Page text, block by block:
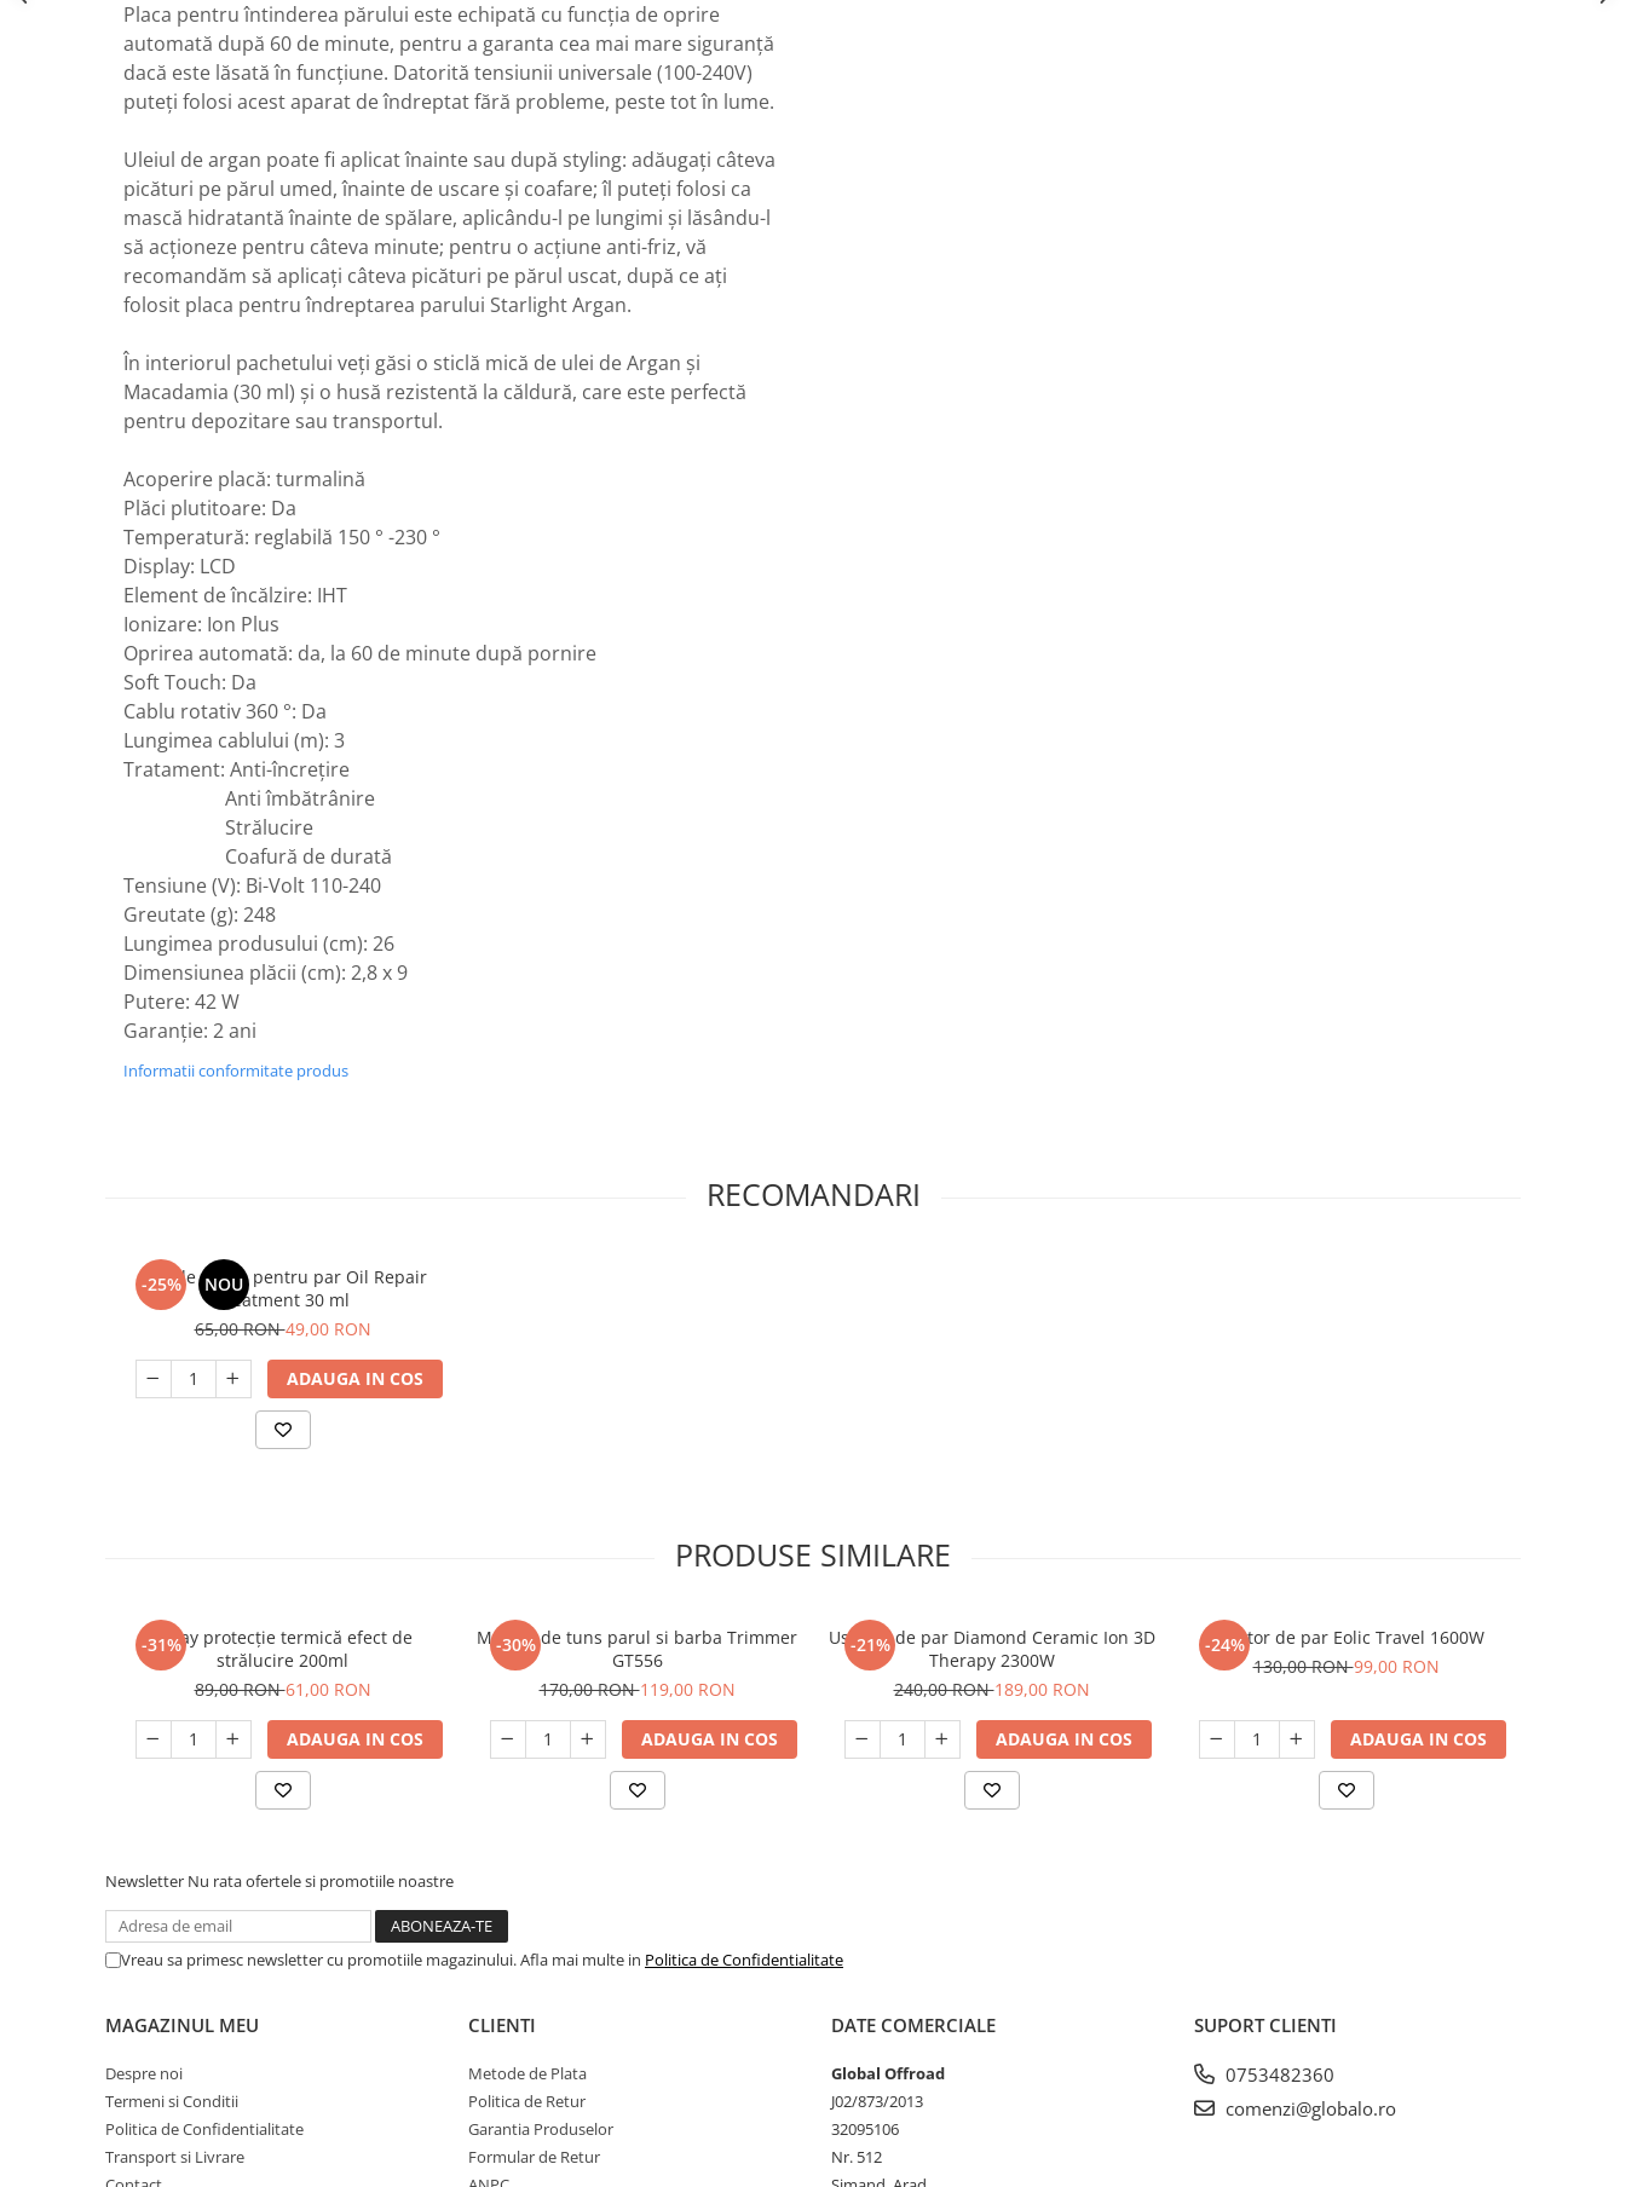
Placa pentru întinderea părului este echipată cu funcția de oprire
automată după 60 de minute, pentru a garanta cea mai mare siguranță
dacă este lăsată în funcțiune. Datorită tensiunii universale (100-240V)
puteți folosi acest aparat de îndreptat fără probleme, peste tot în lume.
Uleiul de argan poate fi aplicat înainte sau după styling: adăugați câteva
picături pe părul umed, înainte de uscare și coafare; îl puteți folosi ca
mască hidratantă înainte de spălare, aplicându-l pe lungimi și lăsându-l
să acționeze pentru câteva minute; pentru o acțiune anti-friz, vă
recomandăm să aplicați câteva picături pe părul uscat, după ce ați
folosit placa pentru îndreptarea parului Starlight Argan.
În interiorul pachetului veți găsi o sticlă mică de ulei de Argan și
Macadamia (30 ml) și o husă rezistentă la căldură, care este perfectă
pentru depozitare sau transportul.
Acoperire placă: turmalină
Plăci plutitoare: Da
Temperatură: reglabilă 150 ° -230 °
Display: LCD
Element de încălzire: IHT
Ionizare: Ion Plus
Oprirea automată: da, la 60 de minute după pornire
Soft Touch: Da
Cablu rotativ 360 °: Da
Lungimea cablului (m): 3
Tratament: Anti-încrețire
Anti îmbătrânire
Strălucire
Coafură de durată
Tensiune (V): Bi-Volt 110-240
Greutate (g): 248
Lungimea produsului (cm): 26
Dimensiunea plăcii (cm): 2,8 x 9
Putere: 42 W
Garanție: 2 ani
Informatii conformitate produs
RECOMANDARI
-25% NOU
Ulei de argan pentru par Oil Repair
Treatment 30 ml
65,00 RON49,00 RON
ADAUGA IN COS
PRODUSE SIMILARE
-31%
Spray protecție termică efect de
strălucire 200ml
89,00 RON61,00 RON
ADAUGA IN COS
-30%
Masina de tuns parul si barba Trimmer
GT556
170,00 RON119,00 RON
ADAUGA IN COS
-21%
Uscator de par Diamond Ceramic Ion 3D
Therapy 2300W
240,00 RON189,00 RON
ADAUGA IN COS
-24%
Uscator de par Eolic Travel 1600W
130,00 RON99,00 RON
ADAUGA IN COS
Newsletter Nu rata ofertele si promotiile noastre
Vreau sa primesc newsletter cu promotiile magazinului. Afla mai multe in Politica de Confidentialitate
MAGAZINUL MEU
Despre noi
Termeni si Conditii
Politica de Confidentialitate
Transport si Livrare
CLIENTI
Metode de Plata
Politica de Retur
Garantia Produselor
Formular de Retur
DATE COMERCIALE
Global Offroad
J02/873/2013
32095106
Nr. 512
SUPORT CLIENTI
0753482360
comenzi@globalo.ro